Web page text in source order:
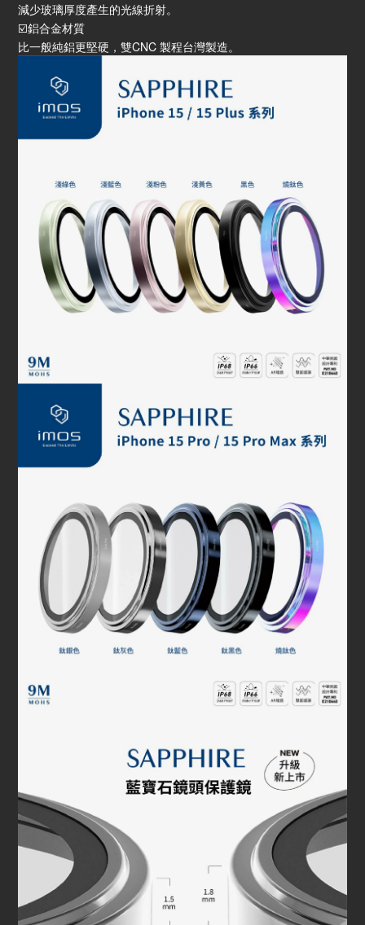
減少玻璃厚度產生的光線折射。
☑️鋁合金材質
比一般純鋁更堅硬，雙CNC 製程台灣製造。